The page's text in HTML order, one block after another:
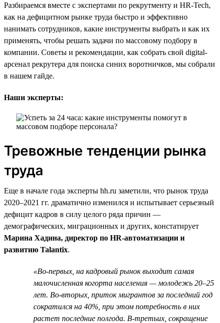
Разбираемся вместе с экспертами по рекрутменту и HR-Tech,
как на дефицитном рынке труда быстро и эффективно
нанимать сотрудников, какие инструменты выбрать и как их
применять, чтобы решать задачи по массовому подбору в
компании. Советы и рекомендации, как собрать свой digital-
арсенал рекрутера для поиска синих воротничков, мы собрали
в нашем гайде.
Наши эксперты:
Тревожные тенденции рынка
труда
Еще в начале года эксперты hh.ru заметили, что рынок труда
2020–2021 гг. драматично изменился и испытывает серьезный
дефицит кадров в силу целого ряда причин —
демографических, миграционных и других, констатирует
Марина Хадина, директор по HR-автоматизации и
развитию Talantix.
«Во-первых, на кадровый рынок выходит самая
малочисленная когорта населения — молодежь 20–25
лет. Во-вторых, приток мигрантов за последний год
сократился на 40%, при этом потребность в них
растет последние полгода. В-третьих, сокращение